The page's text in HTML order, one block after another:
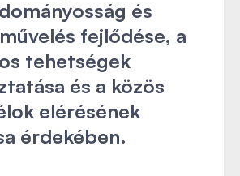
és
fejlődése, a
tehetségek
és a közös
elérésének
érdekében.